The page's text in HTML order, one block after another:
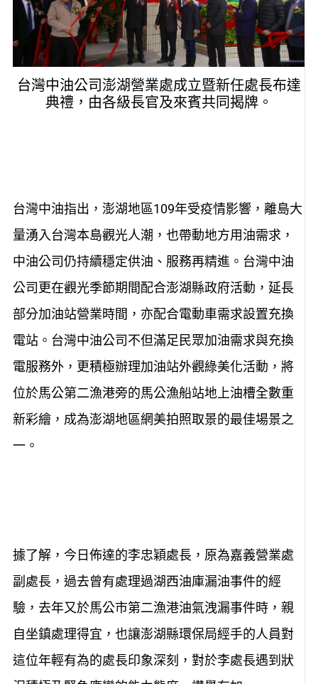
台灣中油公司澎湖營業處成立暨新任處長布達
典禮，由各級長官及來賓共同揭牌。
台灣中油指出，澎湖地區109年受疫情影響，離島大
量湧入台灣本島觀光人潮，也帶動地方用油需求，
中油公司仍持續穩定供油、服務再精進。台灣中油
公司更在觀光季節期間配合澎湖縣政府活動，延長
部分加油站營業時間，亦配合電動車需求設置充換
電站。台灣中油公司不但滿足民眾加油需求與充換
電服務外，更積極辦理加油站外觀綠美化活動，將
位於馬公第二漁港旁的馬公漁船站地上油槽全數重
新彩繪，成為澎湖地區網美拍照取景的最佳場景之
一。
據了解，今日佈達的李忠穎處長，原為嘉義營業處
副處長，過去曾有處理過湖西油庫漏油事件的經
驗，去年又於馬公市第二漁港油氣洩漏事件時，親
自坐鎮處理得宜，也讓澎湖縣環保局經手的人員對
這位年輕有為的處長印象深刻，對於李處長遇到狀